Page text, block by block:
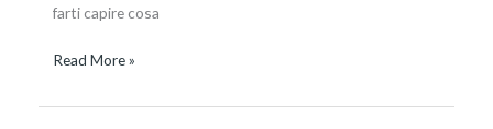
farti capire cosa
Read More »